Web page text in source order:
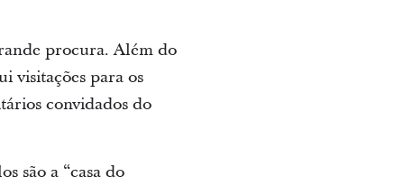
procura. Além do
visitações para os
convidados do
são a “casa do